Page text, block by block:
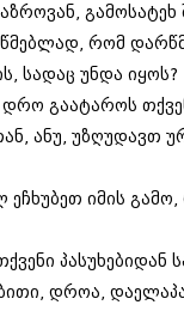
გამოსატეხ
რომ
სადაც უნდა იყოს?
გაატაროს
ანუ, უზღუდავთ
ეჩხუბეთ იმის
პასუხებიდან
დროა,